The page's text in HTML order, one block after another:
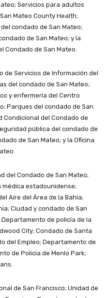
Servicios para adultos
Mateo County Health;
condado de San Mateo;
de San Mateo; y la
Condado de San Mateo.
de Servicios de Información del
del condado de San Mateo;
y enfermería del Centro
Parques del condado de San
Condicional del Condado de
pública del condado de
de San Mateo; y la Oficina
del Condado de San Mateo;
médica estadounidense;
Aire del Área de la Bahía;
Ciudad y condado de San
de policía de la
City; Condado de Santa
del Empleo; Departamento de
de Policía de Menlo Park;
de San Francisco; Unidad de